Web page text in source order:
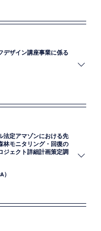
る、参加型教育イニシアティ
ロスを削減するため、ナッジ
プログラムを考案するととも
の有効性を確認するためのデー
ます。
デザイン講座事業に係る
テージ全体の中で就労、結
ついて理解を深めながら、自
について考える「ライフデザ
います。本業務では、ライフ
講者もたらす効果をアンケー
法定アマゾンにおける先
林モニタリング・回復の
ジェクト詳細計画策定調
業形成を目的として、技術協力